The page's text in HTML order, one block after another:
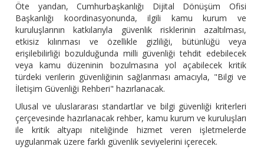
Öte yandan, Cumhurbaşkanlığı Dijital Dönüşüm Ofisi
Başkanlığı koordinasyonunda, ilgili kamu kurum ve
kuruluşlarının katkılarıyla güvenlik risklerinin azaltılması,
etkisiz kılınması ve özellikle gizliliği, bütünlüğü veya
erişilebilirliği bozulduğunda milli güvenliği tehdit edebilecek
veya kamu düzeninin bozulmasına yol açabilecek kritik
türdeki verilerin güvenliğinin sağlanması amacıyla, "Bilgi ve
İletişim Güvenliği Rehberi" hazırlanacak.
Ulusal ve uluslararası standartlar ve bilgi güvenliği kriterleri
çerçevesinde hazırlanacak rehber, kamu kurum ve kuruluşları
ile kritik altyapı niteliğinde hizmet veren işletmelerde
uygulanmak üzere farklı güvenlik seviyelerini içerecek.